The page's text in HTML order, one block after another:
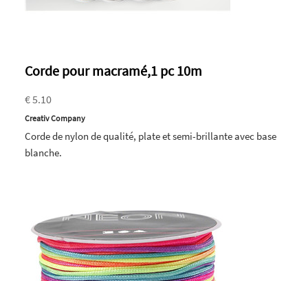
Corde pour macramé,1 pc 10m
€ 5.10
Creativ Company
Corde de nylon de qualité, plate et semi-brillante avec base
blanche.